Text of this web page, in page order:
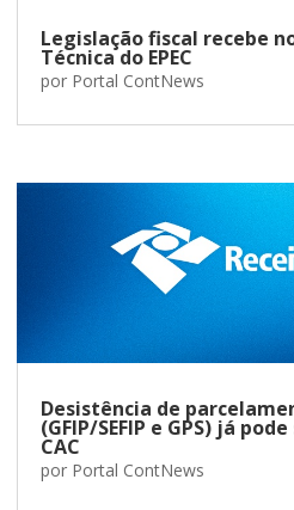
Legislação fiscal recebe
Técnica do EPEC
por Portal ContNews
Desistência de
(GFIP/SEFIP e GPS) já
CAC
por Portal ContNews